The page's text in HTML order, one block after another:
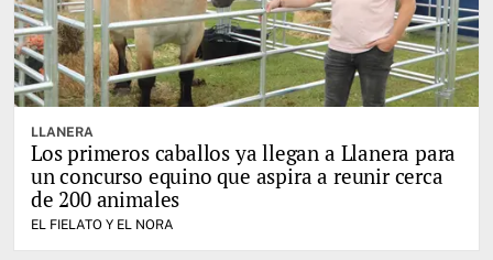
LLANERA
Los primeros caballos ya llegan a Llanera para
un concurso equino que aspira a reunir cerca
de 200 animales
EL FIELATO Y EL NORA